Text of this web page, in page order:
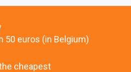
50 euros (in Belgium)
cheapest